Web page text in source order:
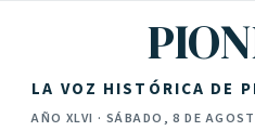
LA VOZ HISTÓRICA DE
AÑO XLVI · SÁBADO, 8 DE